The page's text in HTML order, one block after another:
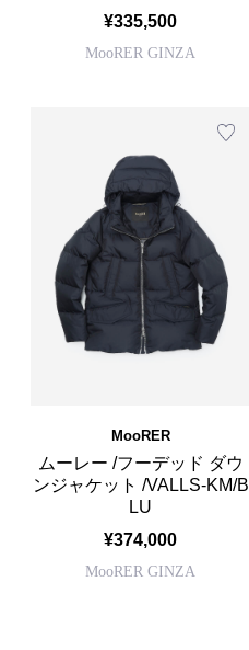
¥335,500
MooRER GINZA
MooRER
ムーレー /フーデッド ダウ
ンジャケット /VALLS-KM/B
LU
¥374,000
MooRER GINZA